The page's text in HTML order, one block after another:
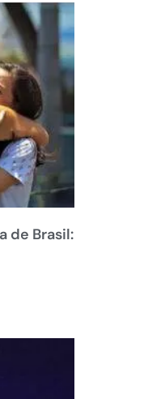
de Brasil: